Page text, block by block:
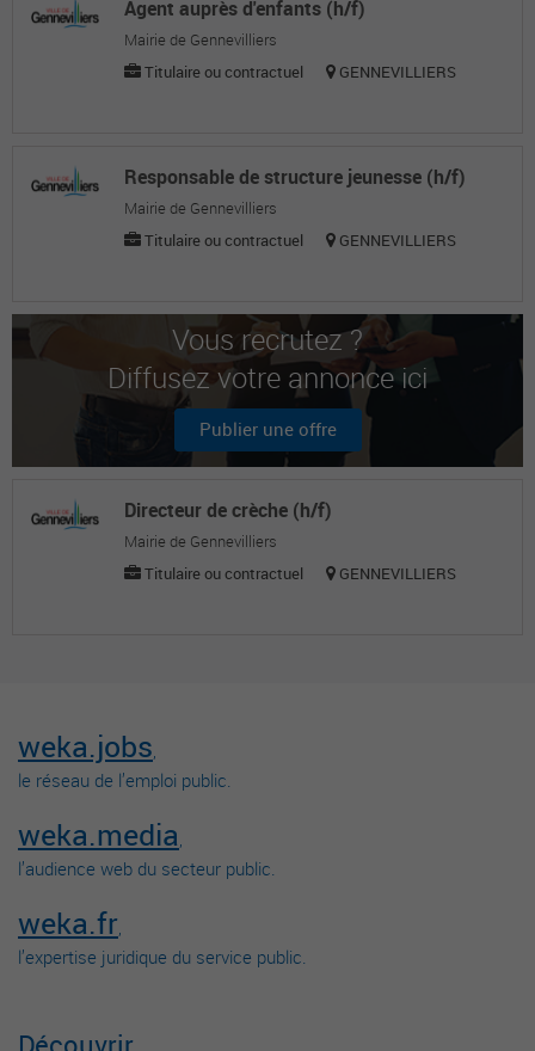
Agent auprès d'enfants (h/f)
Mairie de Gennevilliers
Titulaire ou contractuel
GENNEVILLIERS
Responsable de structure jeunesse (h/f)
Mairie de Gennevilliers
Titulaire ou contractuel
GENNEVILLIERS
Vous recrutez ?
Diffusez votre annonce ici
Publier une offre
Directeur de crèche (h/f)
Mairie de Gennevilliers
Titulaire ou contractuel
GENNEVILLIERS
weka.jobs,
le réseau de l’emploi public.
weka.media,
l’audience web du secteur public.
weka.fr,
l’expertise juridique du service public.